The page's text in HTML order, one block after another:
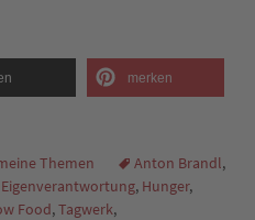
merken
Themen Anton Brandl,
Eigenverantwortung, Hunger,
Food,Tagwerk,